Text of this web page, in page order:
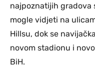
najpoznatijih gradova
mogle vidjeti na
Hillsu, dok se
novom stadionu i
BiH.